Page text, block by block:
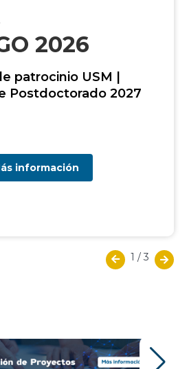
2026
patrocinio USM |
Postdoctorado 2027
información
1 / 3